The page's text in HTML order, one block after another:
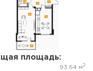
площадь:
93.64 м 2
Да, удалить Отмена